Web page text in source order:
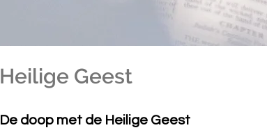
Heilige Geest
De doop met de Heilige Geest